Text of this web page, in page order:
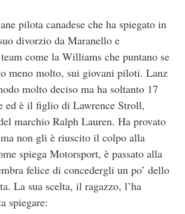
pilota canadese che ha spiegato in
divorzio da Maranello e
come la Williams che puntano se
meno molto, sui giovani piloti. Lanz
molto deciso ma ha soltanto 17
ed è il figlio di Lawrence Stroll,
marchio Ralph Lauren. Ha provato
non gli è riuscito il colpo alla
spiega Motorsport, è passato alla
felice di concedergli un po’ dello
La sua scelta, il ragazzo, l’ha
spiegare: